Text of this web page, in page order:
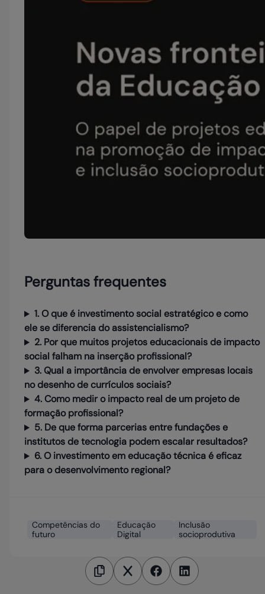
Perguntas frequentes
1. O que é investimento social estratégico e como
ele se diferencia do assistencialismo?
2. Por que muitos projetos educacionais de impacto
social falham na inserção profissional?
3. Qual a importância de envolver empresas locais
no desenho de currículos sociais?
4. Como medir o impacto real de um projeto de
formação profissional?
5. De que forma parcerias entre fundações e
institutos de tecnologia podem escalar resultados?
6. O investimento em educação técnica é eficaz
para o desenvolvimento regional?
Competências do
futuro
Educação
Digital
Inclusão
socioprodutiva